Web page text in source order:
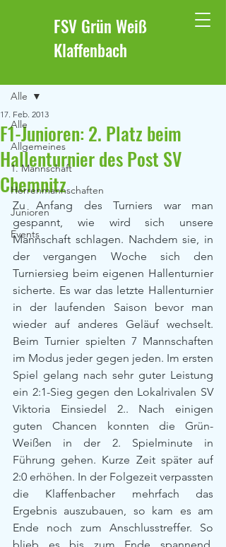
FSV Grün Weiß
Klaffenbach
Alle
Allgemeines
1. Mannschaft
Herrenmannschaften
Junioren
Events
Alle
F1-Junioren: 2. Platz beim
Hallenturnier des Post SV
Chemnitz
17. Feb. 2013
Zu Anfang des Turniers war man
gespannt, wie wird sich unsere
Mannschaft schlagen. Nachdem sie, in
der vergangen Woche sich den
Turniersieg beim eigenen Hallenturnier
sicherte. Es war das letzte Hallenturnier
in der laufenden Saison bevor man
wieder auf anderes Geläuf wechselt.
Beim Turnier spielten 7 Mannschaften
im Modus jeder gegen jeden. Im ersten
Spiel gelang nach sehr guter Leistung
ein 2:1-Sieg gegen den Lokalrivalen SV
Viktoria Einsiedel 2.. Nach einigen
guten Chancen konnten die Grün-
Weißen in der 2. Spielminute in
Führung gehen. Kurze Zeit später auf
2:0 erhöhen. In der Folgezeit verpassten
die Klaffenbacher mehrfach das
Ergebnis auszubauen, so kam es am
Ende noch zum Anschlusstreffer. So